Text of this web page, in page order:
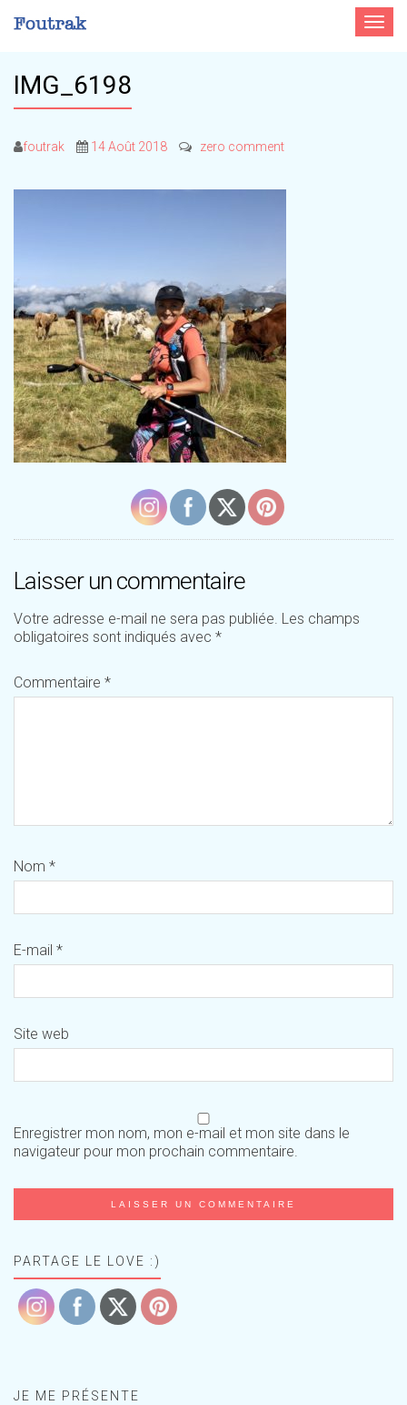
Toggle
IMG_6198
foutrak 14 Août 2018 zero comment
Laisser un commentaire
Votre adresse e-mail ne sera pas publiée. Les champs
obligatoires sont indiqués avec *
Commentaire *
Nom *
E-mail *
Site web
Enregistrer mon nom, mon e-mail et mon site dans le
navigateur pour mon prochain commentaire.
PARTAGE LE LOVE :)
JE ME PRÉSENTE